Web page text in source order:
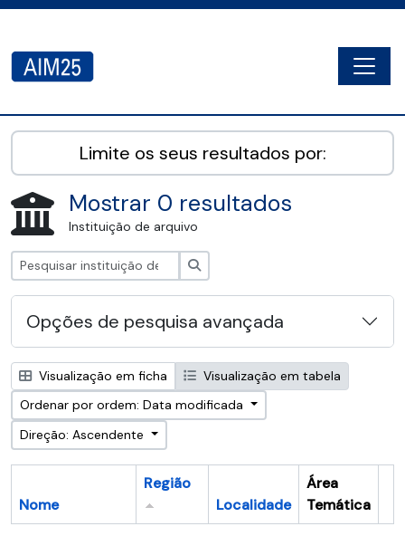
AIM25 - AtoM 2.8.2
Limite os seus resultados por:
Mostrar 0 resultados
Instituição de arquivo
Opções de pesquisa avançada
Visualização em ficha
Visualização em tabela
Ordenar por ordem: Data modificada
Direção: Ascendente
Nome
Região
Localidade
Área
Temática